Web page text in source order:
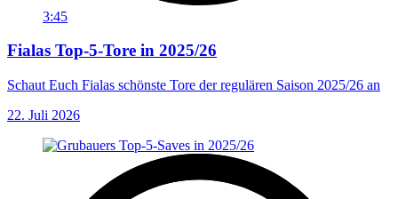
3:45
Fialas Top-5-Tore in 2025/26
Schaut Euch Fialas schönste Tore der regulären Saison 2025/26 an
22. Juli 2026